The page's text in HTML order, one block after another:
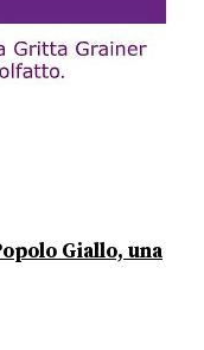
Giallo, una